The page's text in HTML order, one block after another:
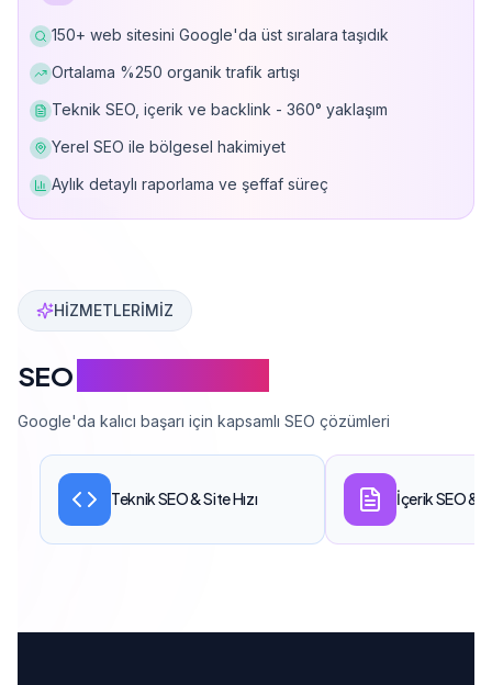
150+ web sitesini Google'da üst sıralara taşıdık
Ortalama %250 organik trafik artışı
Teknik SEO, içerik ve backlink - 360° yaklaşım
Yerel SEO ile bölgesel hakimiyet
Aylık detaylı raporlama ve şeffaf süreç
Can Davarcı, 150'den fazla web sitesini Google'da üst
HİZMETLERİMİZ
SEO
Google'da kalıcı başarı için kapsamlı SEO çözümleri
Teknik SEO & Site Hızı İçerik SEO &